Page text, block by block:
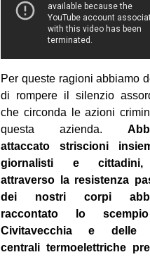
Per queste ragioni abbiamo
di rompere il silenzio
che circonda le azioni
questa azienda.
attaccato striscioni
giornalisti e
attraverso la resistenza
dei nostri corpi
raccontato lo
Civitavecchia e delle
centrali termoelettriche